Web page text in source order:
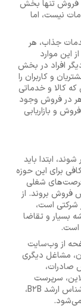
فروش تنها بخش
نیست، اما
جذاب، هر
این موارد
افراد در بخش
و کاربران را
که کالا و خدماتی
در فروش وجود
و بازاریابی
ابتدا باید
برای این حوزه
فرصت‌های شغلی
فروش بروند. از
است،
بسیار و تقاضا
است.
از وب‌سایت
مشاغل دیگری
صادرات،
سرپرست
ارشد B2B،
می‌شود.